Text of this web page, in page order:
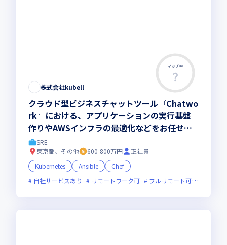
マッチ率
株式会社kubell
クラウド型ビジネスチャットツール『Chatwo
rk』における、アプリケーションの実行基盤
作りやAWSインフラの最適化などをお任せ／
モダンな技術を積極的に採用しています
SRE
東京都、その他
600-800万円
正社員
Kubernetes
Ansible
Chef
自社サービスあり
リモートワーク可 フルリモート可